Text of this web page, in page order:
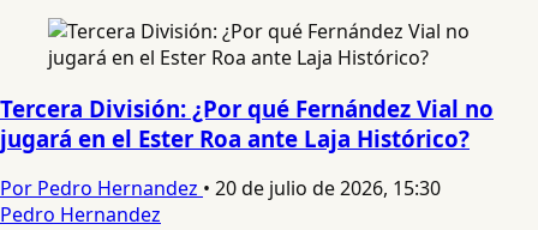
Tercera División: ¿Por qué Fernández Vial no
jugará en el Ester Roa ante Laja Histórico?
Por Pedro Hernandez • 20 de julio de 2026, 15:30
Pedro Hernandez